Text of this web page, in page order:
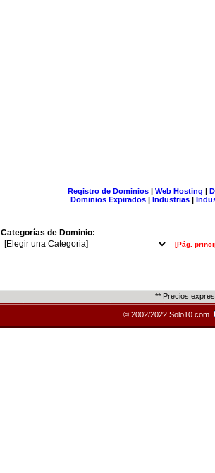
Registro de Dominios| Web Hosting |
Dominios Expirados | Industrias |
Categorías de Dominio:
[Pág.
** Precios
© 2002/2022 Solo10.com